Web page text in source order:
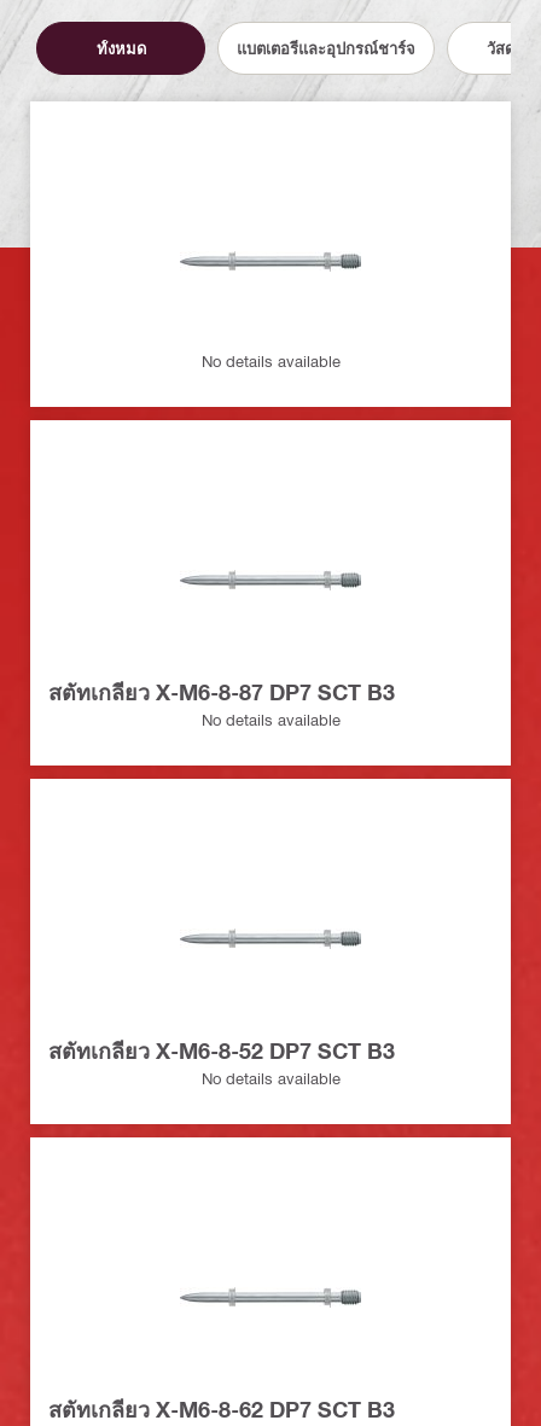
ทั้งหมด แบตเตอรี่และอุปกรณ์ชาร์จ วัสดุสิ้น
No details available
สตัทเกลียว X-M6-8-87 DP7 SCT B3
No details available
สตัทเกลียว X-M6-8-52 DP7 SCT B3
No details available
สตัทเกลียว X-M6-8-62 DP7 SCT B3